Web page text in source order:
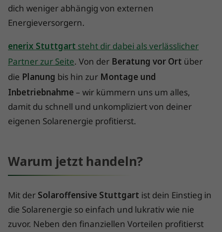
dich weniger abhängig von externen
Energieversorgern.
enerix Stuttgartsteht dir dabei als verlässlicher
Partner zur Seite. Von der Beratung vor Ort über
die Planung bis hin zur Montage und
Inbetriebnahme – wir kümmern uns um alles,
damit du schnell und unkompliziert von deiner
eigenen Solarenergie profitierst.
Warum jetzt handeln?
Mit der Solaroffensive Stuttgart ist dein Einstieg in
die Solarenergie so einfach und lukrativ wie nie
zuvor. Neben den finanziellen Vorteilen profitierst